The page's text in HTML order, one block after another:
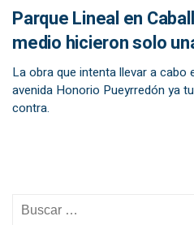
Parque Lineal en
medio hicieron solo
La obra que intenta llevar a
avenida Honorio Pueyrredón ya
contra.